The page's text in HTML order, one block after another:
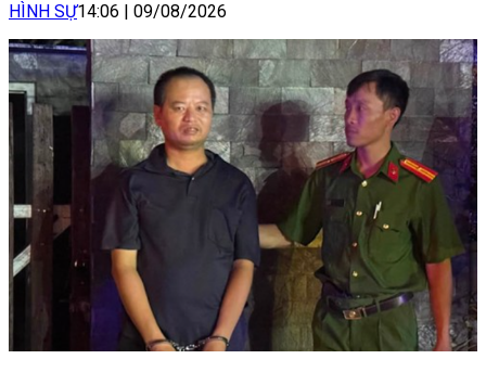
HÌNH SỰ14:06 09/08/2026